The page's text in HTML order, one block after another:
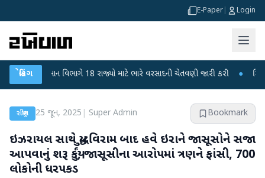
E-Paper Login
બ્રેકિંગ
હવામાન વિભાગે 18 રાજ્યો માટે ભારે વરસાદની ચેતવણી જારી કરી ● સિદ્ધપુરથી
રાષ્ટ્રીય 25 જૂન, 2025 Super Admin Bookmark
ઇઝરાયલ સાથે યુદ્ધવિરામ બાદ હવે ઇરાને જાસૂસોને સજા
આપવાનું શરૂ કર્યું, જાસૂસીના આરોપમાં ત્રણને ફાંસી, 700
લોકોની ધરપકડ